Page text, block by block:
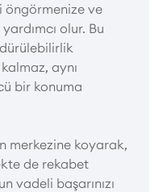
öngörmenize ve
olur. Bu
aynı
bir konuma
merkezine koyarak,
de rekabet
vadeli başarınızı